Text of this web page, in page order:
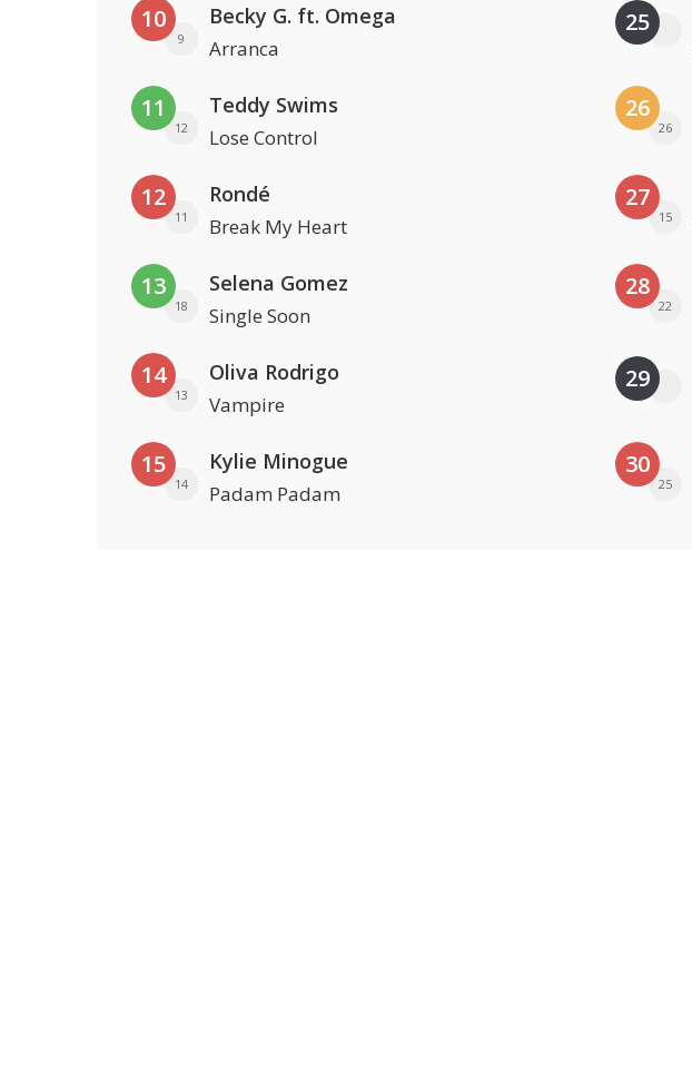
10
9
Becky G. ft. Omega
Arranca
11
12
Teddy Swims
Lose Control
12
11
Rondé
Break My Heart
13
18
Selena Gomez
Single Soon
14
13
Oliva Rodrigo
Vampire
15
14
Kylie Minogue
Padam Padam
25
26
26
27
15
28
22
29
30
25